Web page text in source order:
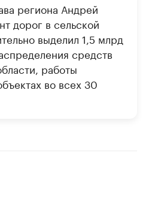
региона Андрей
дорог в сельской
выделил 1,5 млрд
средств
работы
во всех 30